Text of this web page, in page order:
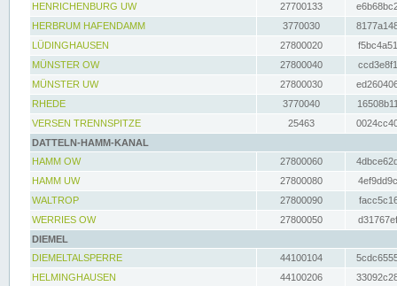
HENRICHENBURG UW
27700133
HERBRUM HAFENDAMM
3770030
LÜDINGHAUSEN
27800020
MÜNSTER OW
27800040
MÜNSTER UW
27800030
RHEDE
3770040
VERSEN TRENNSPITZE
25463
DATTELN-HAMM-KANAL
HAMM OW
27800060
HAMM UW
27800080
WALTROP
27800090
WERRIES OW
27800050
DIEMEL
DIEMELTALSPERRE
44100104
HELMINGHAUSEN
44100206